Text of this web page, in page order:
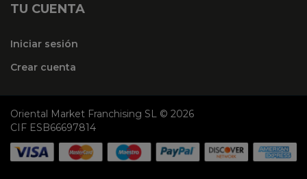
TU CUENTA
Iniciar sesión
Crear cuenta
Oriental Market Franchising SL © 2026
CIF ESB66697814